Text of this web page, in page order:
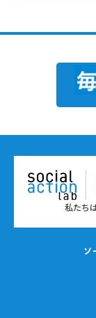
私たち